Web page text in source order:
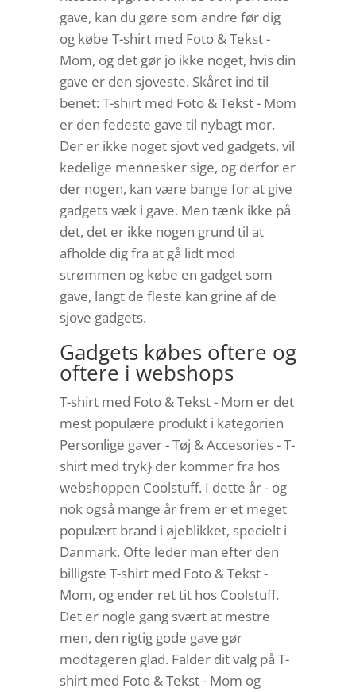
gave, kan du gøre som andre før dig
og købe T-shirt med Foto & Tekst -
Mom, og det gør jo ikke noget, hvis din
gave er den sjoveste. Skåret ind til
benet: T-shirt med Foto & Tekst - Mom
er den fedeste gave til nybagt mor.
Der er ikke noget sjovt ved gadgets, vil
kedelige mennesker sige, og derfor er
der nogen, kan være bange for at give
gadgets væk i gave. Men tænk ikke på
det, det er ikke nogen grund til at
afholde dig fra at gå lidt mod
strømmen og købe en gadget som
gave, langt de fleste kan grine af de
sjove gadgets.
Gadgets købes oftere og
oftere i webshops
T-shirt med Foto & Tekst - Mom er det
mest populære produkt i kategorien
Personlige gaver - Tøj & Accesories - T-
shirt med tryk} der kommer fra hos
webshoppen Coolstuff. I dette år - og
nok også mange år frem er et meget
populært brand i øjeblikket, specielt i
Danmark. Ofte leder man efter den
billigste T-shirt med Foto & Tekst -
Mom, og ender ret tit hos Coolstuff.
Det er nogle gang svært at mestre
men, den rigtig gode gave gør
modtageren glad. Falder dit valg på T-
shirt med Foto & Tekst - Mom og